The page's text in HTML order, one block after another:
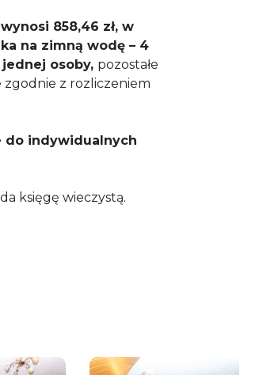
858,46 zł, w
na zimną wodę – 4
osoby, pozostałe
zgodnie z rozliczeniem
do indywidualnych
księgę wieczystą.